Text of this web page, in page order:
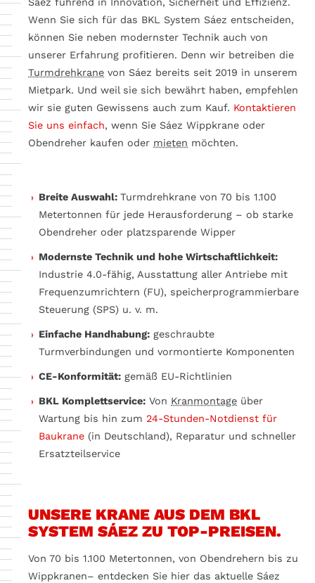
Sáez führend in Innovation, Sicherheit und Effizienz.
Wenn Sie sich für das BKL System Sáez entscheiden,
können Sie neben modernster Technik auch von
unserer Erfahrung profitieren. Denn wir betreiben die
Turmdrehkrane von Sáez bereits seit 2019 in unserem
Mietpark. Und weil sie sich bewährt haben, empfehlen
wir sie guten Gewissens auch zum Kauf. Kontaktieren
Sie uns einfach, wenn Sie Sáez Wippkrane oder
Obendreher kaufen oder mieten möchten.
Breite Auswahl: Turmdrehkrane von 70 bis 1.100
Metertonnen für jede Herausforderung – ob starke
Obendreher oder platzsparende Wipper
Modernste Technik und hohe Wirtschaftlichkeit:
Industrie 4.0-fähig, Ausstattung aller Antriebe mit
Frequenz­umrichtern (FU), speicherprogrammierbare
Steuerung (SPS) u. v. m.
Einfache Handhabung: geschraubte
Turmverbindungen und vormontierte Komponenten
CE-Konformität: gemäß EU-Richtlinien
BKL Komplettservice: Von Kranmontage über
Wartung bis hin zum 24-Stunden-Notdienst für
Baukrane (in Deutschland), Reparatur und schneller
Ersatzteilservice
UNSERE KRANE AUS DEM BKL
SYSTEM SÁEZ ZU TOP-PREISEN.
Von 70 bis 1.100 Metertonnen, von Obendrehern bis zu
Wippkranen– entdecken Sie hier das aktuelle Sáez